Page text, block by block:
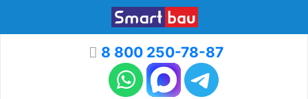
8 800 250-78-87